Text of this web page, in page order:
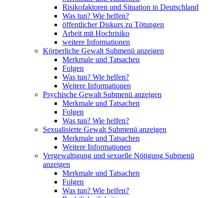
Risikofaktoren und Situation in Deutschland
Was tun? Wie helfen?
öffentlicher Diskurs zu Tötungen
Arbeit mit Hochrisiko
weitere Informationen
Körperliche Gewalt Submenü anzeigen
Merkmale und Tatsachen
Folgen
Was tun? Wie helfen?
Weitere Informationen
Psychische Gewalt Submenü anzeigen
Merkmale und Tatsachen
Folgen
Was tun? Wie helfen?
Sexualisierte Gewalt Submenü anzeigen
Merkmale und Tatsachen
Weitere Informationen
Vergewaltigung und sexuelle Nötigung Submenü
anzeigen
Merkmale und Tatsachen
Folgen
Was tun? Wie helfen?